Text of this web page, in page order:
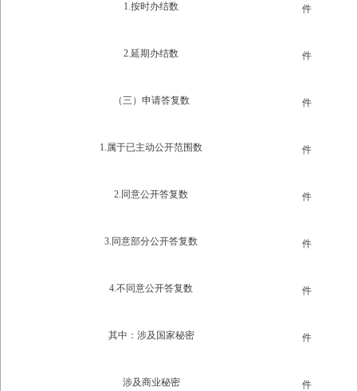
1.按时办结数 件
2.延期办结数 件
（三）申请答复数 件
1.属于已主动公开范围数 件
2.同意公开答复数 件
3.同意部分公开答复数 件
4.不同意公开答复数 件
其中：涉及国家秘密 件
涉及商业秘密 件